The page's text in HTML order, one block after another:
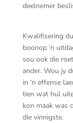
deelnemer
Kwalifisering
boonop ‘n
sou ook die
ander. Wou jy
in ‘n effense
tien wat hul
kon maak was
die vinnigste.